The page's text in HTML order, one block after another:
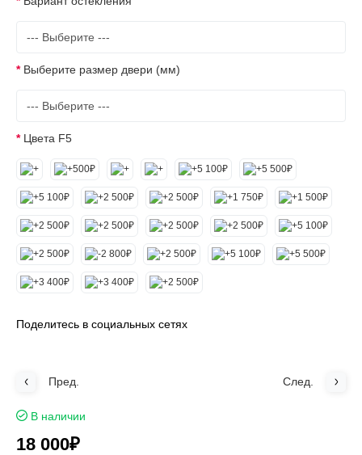
Выберите размер двери (мм)
Цвета F5
Поделитесь в социальных сетях
Пред. След.
В наличии
18 000₽